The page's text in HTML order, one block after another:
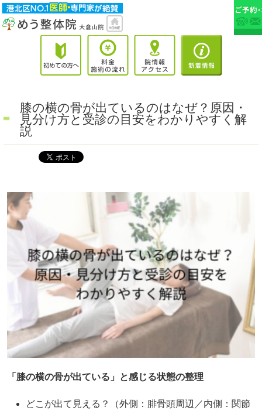
膝の横の骨が出ているのはなぜ？原因・
見分け方と受診の目安をわかりやすく解
説
「膝の横の骨が出ている」と感じる状態の整理
どこが出て見える？（外側：腓骨頭周辺／内側：関節